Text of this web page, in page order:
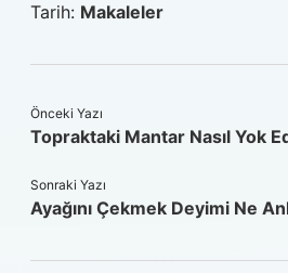
Tarih: Makaleler
Önceki Yazı
Topraktaki Mantar Nasıl Yok
Sonraki Yazı
Ayağını Çekmek Deyimi Ne